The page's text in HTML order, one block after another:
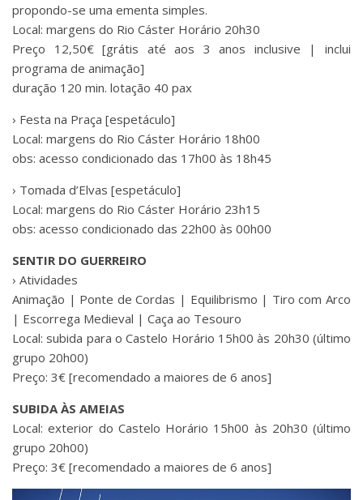
propondo-se uma ementa simples.
Local: margens do Rio Cáster Horário 20h30
Preço 12,50€ [grátis até aos 3 anos inclusive | inclui
programa de animação]
duração 120 min. lotação 40 pax
› Festa na Praça [espetáculo]
Local: margens do Rio Cáster Horário 18h00
obs: acesso condicionado das 17h00 às 18h45
› Tomada d’Elvas [espetáculo]
Local: margens do Rio Cáster Horário 23h15
obs: acesso condicionado das 22h00 às 00h00
SENTIR DO GUERREIRO
› Atividades
Animação | Ponte de Cordas | Equilibrismo | Tiro com Arco
| Escorrega Medieval | Caça ao Tesouro
Local: subida para o Castelo Horário 15h00 às 20h30 (último
grupo 20h00)
Preço: 3€ [recomendado a maiores de 6 anos]
SUBIDA ÀS AMEIAS
Local: exterior do Castelo Horário 15h00 às 20h30 (último
grupo 20h00)
Preço: 3€ [recomendado a maiores de 6 anos]